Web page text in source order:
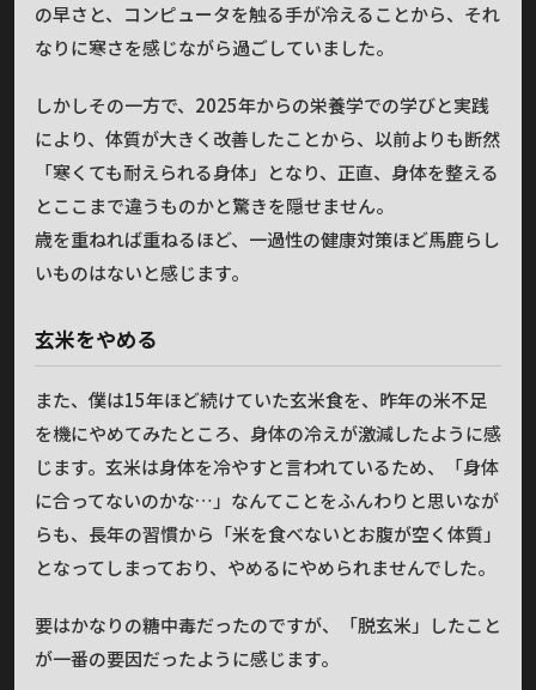
の早さと、コンピュータを触る手が冷えることから、それ
なりに寒さを感じながら過ごしていました。
しかしその一方で、2025年からの栄養学での学びと実践
により、体質が大きく改善したことから、以前よりも断然
「寒くても耐えられる身体」となり、正直、身体を整える
とここまで違うものかと驚きを隠せません。
歳を重ねれば重ねるほど、一過性の健康対策ほど馬鹿らし
いものはないと感じます。
玄米をやめる
また、僕は15年ほど続けていた玄米食を、昨年の米不足
を機にやめてみたところ、身体の冷えが激減したように感
じます。玄米は身体を冷やすと言われているため、「身体
に合ってないのかな…」なんてことをふんわりと思いなが
らも、長年の習慣から「米を食べないとお腹が空く体質」
となってしまっており、やめるにやめられませんでした。
要はかなりの糖中毒だったのですが、「脱玄米」したこと
が一番の要因だったように感じます。